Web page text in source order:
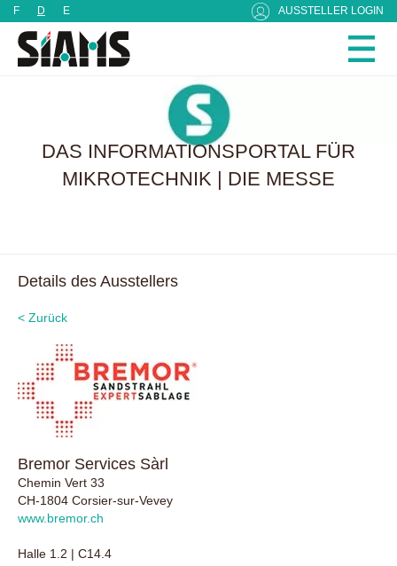
F D E AUSSTELLER LOGIN
DAS INFORMATIONSPORTAL FÜR
MIKROTECHNIK | DIE MESSE
Details des Ausstellers
< Zurück
Bremor Services Sàrl
Chemin Vert 33
CH-1804 Corsier-sur-Vevey
www.bremor.ch
Halle 1.2 | C14.4
Cookie-Einstellungen